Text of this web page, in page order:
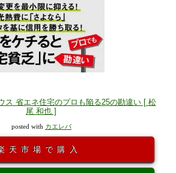
ス 省エネ住宅のプロも陥る25の勘違い [ 松
尾 和也 ]
posted with カエレバ
天市場で購入